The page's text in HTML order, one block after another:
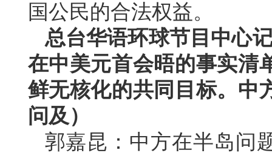
国公民的合法权益。
总台华语环球节目中心
在中美元首会晤的事实清
鲜无核化的共同目标。中
问及）
郭嘉昆：中方在半岛问